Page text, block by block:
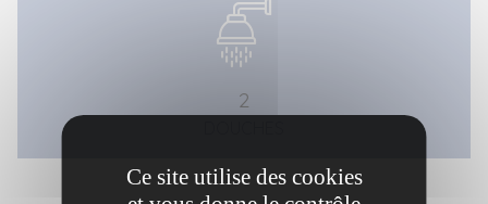
2
Ce site utilise des cookies